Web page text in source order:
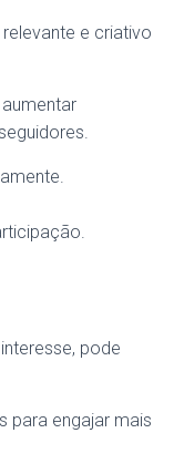
e criativo
pode
para engajar mais